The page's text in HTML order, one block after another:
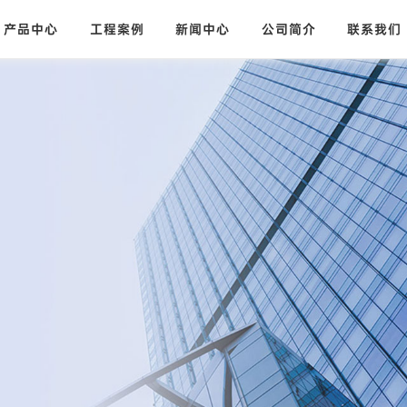
产品中心 工程案例 新闻中心 公司简介 联系我们